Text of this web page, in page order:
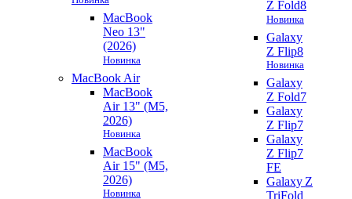
MacBook
Neo 13"
(2026)
Новинка
MacBook Air
MacBook
Air 13" (M5,
2026)
Новинка
MacBook
Air 15" (M5,
2026)
Новинка
Z Fold8
Новинка
Galaxy
Z Flip8
Новинка
Galaxy
Z Fold7
Galaxy
Z Flip7
Galaxy
Z Flip7
FE
Galaxy Z
TriFold